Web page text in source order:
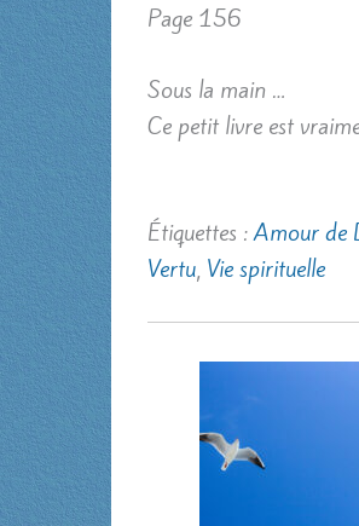
Page 156
Sous la main …
Ce petit livre est
Étiquettes :Amour de
Vertu, Vie spirituelle